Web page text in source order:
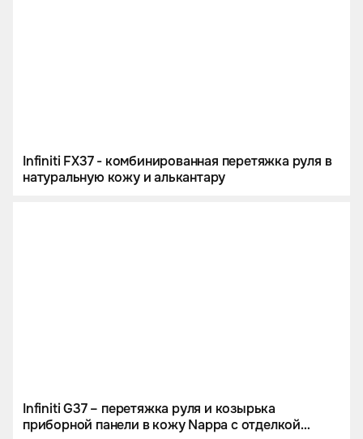
Infiniti FX37 - комбинированная перетяжка руля в
натуральную кожу и алькантару
Infiniti G37 – перетяжка руля и козырька
приборной панели в кожу Nappa с отделкой